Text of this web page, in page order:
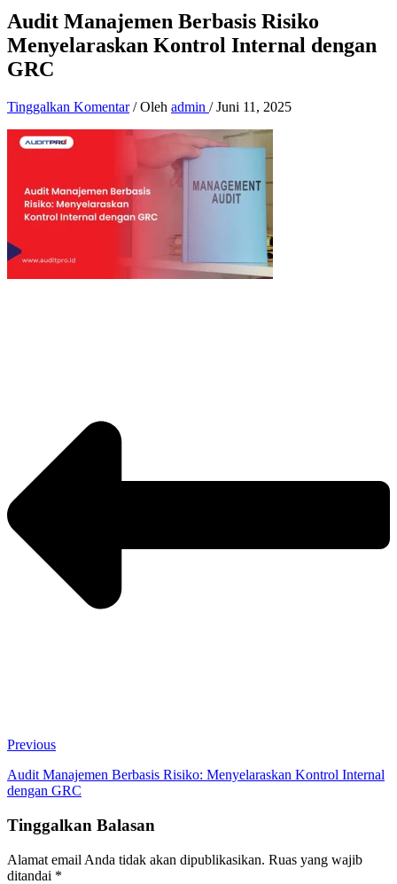
Audit Manajemen Berbasis Risiko
Menyelaraskan Kontrol Internal dengan
GRC
Tinggalkan Komentar / Oleh admin /Juni 11, 2025
Previous
Audit Manajemen Berbasis Risiko: Menyelaraskan Kontrol Internal
dengan GRC
Tinggalkan Balasan
Alamat email Anda tidak akan dipublikasikan. Ruas yang wajib
ditandai *